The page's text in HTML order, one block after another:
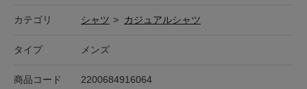
カテゴリ シャツ > カジュアルシャツ
タイプ メンズ
商品コード 2200684916064